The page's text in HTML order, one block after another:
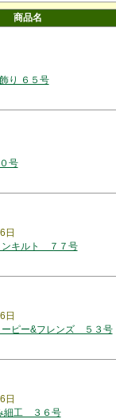
商品名
り ６５号
号
日
ンキルト ７７号
日
ーピー&フレンズ ５３号
日
細工 ３６号